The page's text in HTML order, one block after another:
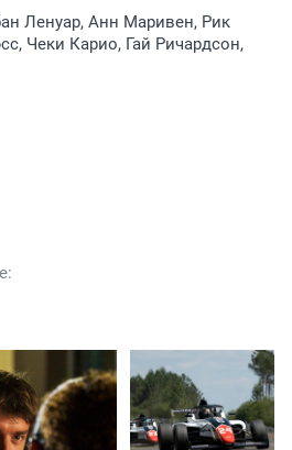
Ленуар, Анн Маривен, Рик
Чеки Карио, Гай Ричардсон,